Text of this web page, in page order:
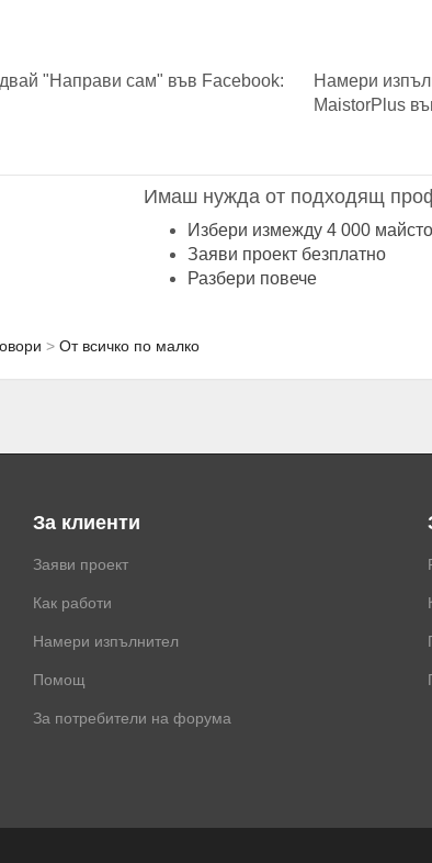
"Направи сам" във Facebook:
Намери
MaistorPlus
Имаш нужда от подходящ
Избери измежду 4 000
Заяви проект безплатно
Разбери повече
От всичко по малко
За клиенти
Заяви проект
Как работи
Намери изпълнител
Помощ
За потребители на форума